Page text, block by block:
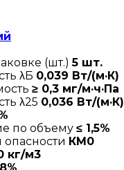
(шт.)5 шт.
λБ 0,039 Вт/(м·К)
≥ 0,3 мг/м·ч·Па
λ25 0,036 Вт/(м·К)
по объему ≤ 1,5%
КМ0
кг/м3